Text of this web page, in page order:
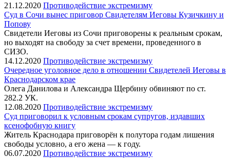
21.12.2020 Противодействие экстремизму
Суд в Сочи вынес приговор Свидетелям Иеговы Кузичкину и
Попову
Свидетели Иеговы из Сочи приговорены к реальным срокам,
но выходят на свободу за счет времени, проведенного в
СИЗО.
14.12.2020 Противодействие экстремизму
Очередное уголовное дело в отношении Свидетелей Иеговы в
Краснодарском крае
Олега Данилова и Александра Щербину обвиняют по ст.
282.2 УК.
12.08.2020 Противодействие экстремизму
Суд приговорил к условным срокам супругов, издавших
ксенофобную книгу
Житель Краснодара приговорён к полутора годам лишения
свободы условно, а его жена — к году.
06.07.2020 Противодействие экстремизму